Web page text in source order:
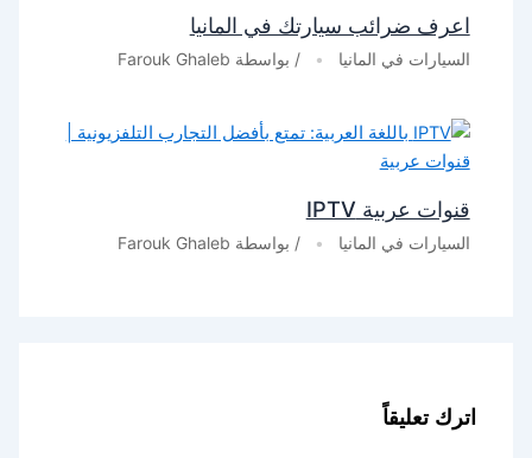
اعرف ضرائب سيارتك في المانيا
السيارات في المانيا / بواسطة Farouk Ghaleb
قنوات عربية IPTV
السيارات في المانيا / بواسطة Farouk Ghaleb
اترك تعليقاً